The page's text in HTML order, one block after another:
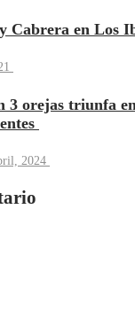
Cabrera en Los
3 orejas triunfa
2024